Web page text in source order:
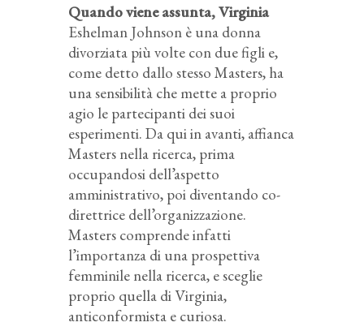
Quando viene assunta, Virginia
Eshelman Johnson è una donna
divorziata più volte con due figli e,
come detto dallo stesso Masters, ha
una sensibilità che mette a proprio
agio le partecipanti dei suoi
esperimenti. Da qui in avanti, affianca
Masters nella ricerca, prima
occupandosi dell’aspetto
amministrativo, poi diventando co-
direttrice dell’organizzazione.
Masters comprende infatti
l’importanza di una prospettiva
femminile nella ricerca, e sceglie
proprio quella di Virginia,
anticonformista e curiosa.